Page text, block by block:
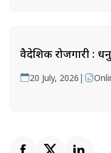
वैदेशिक रोजगारी :
20 July, 2026 |